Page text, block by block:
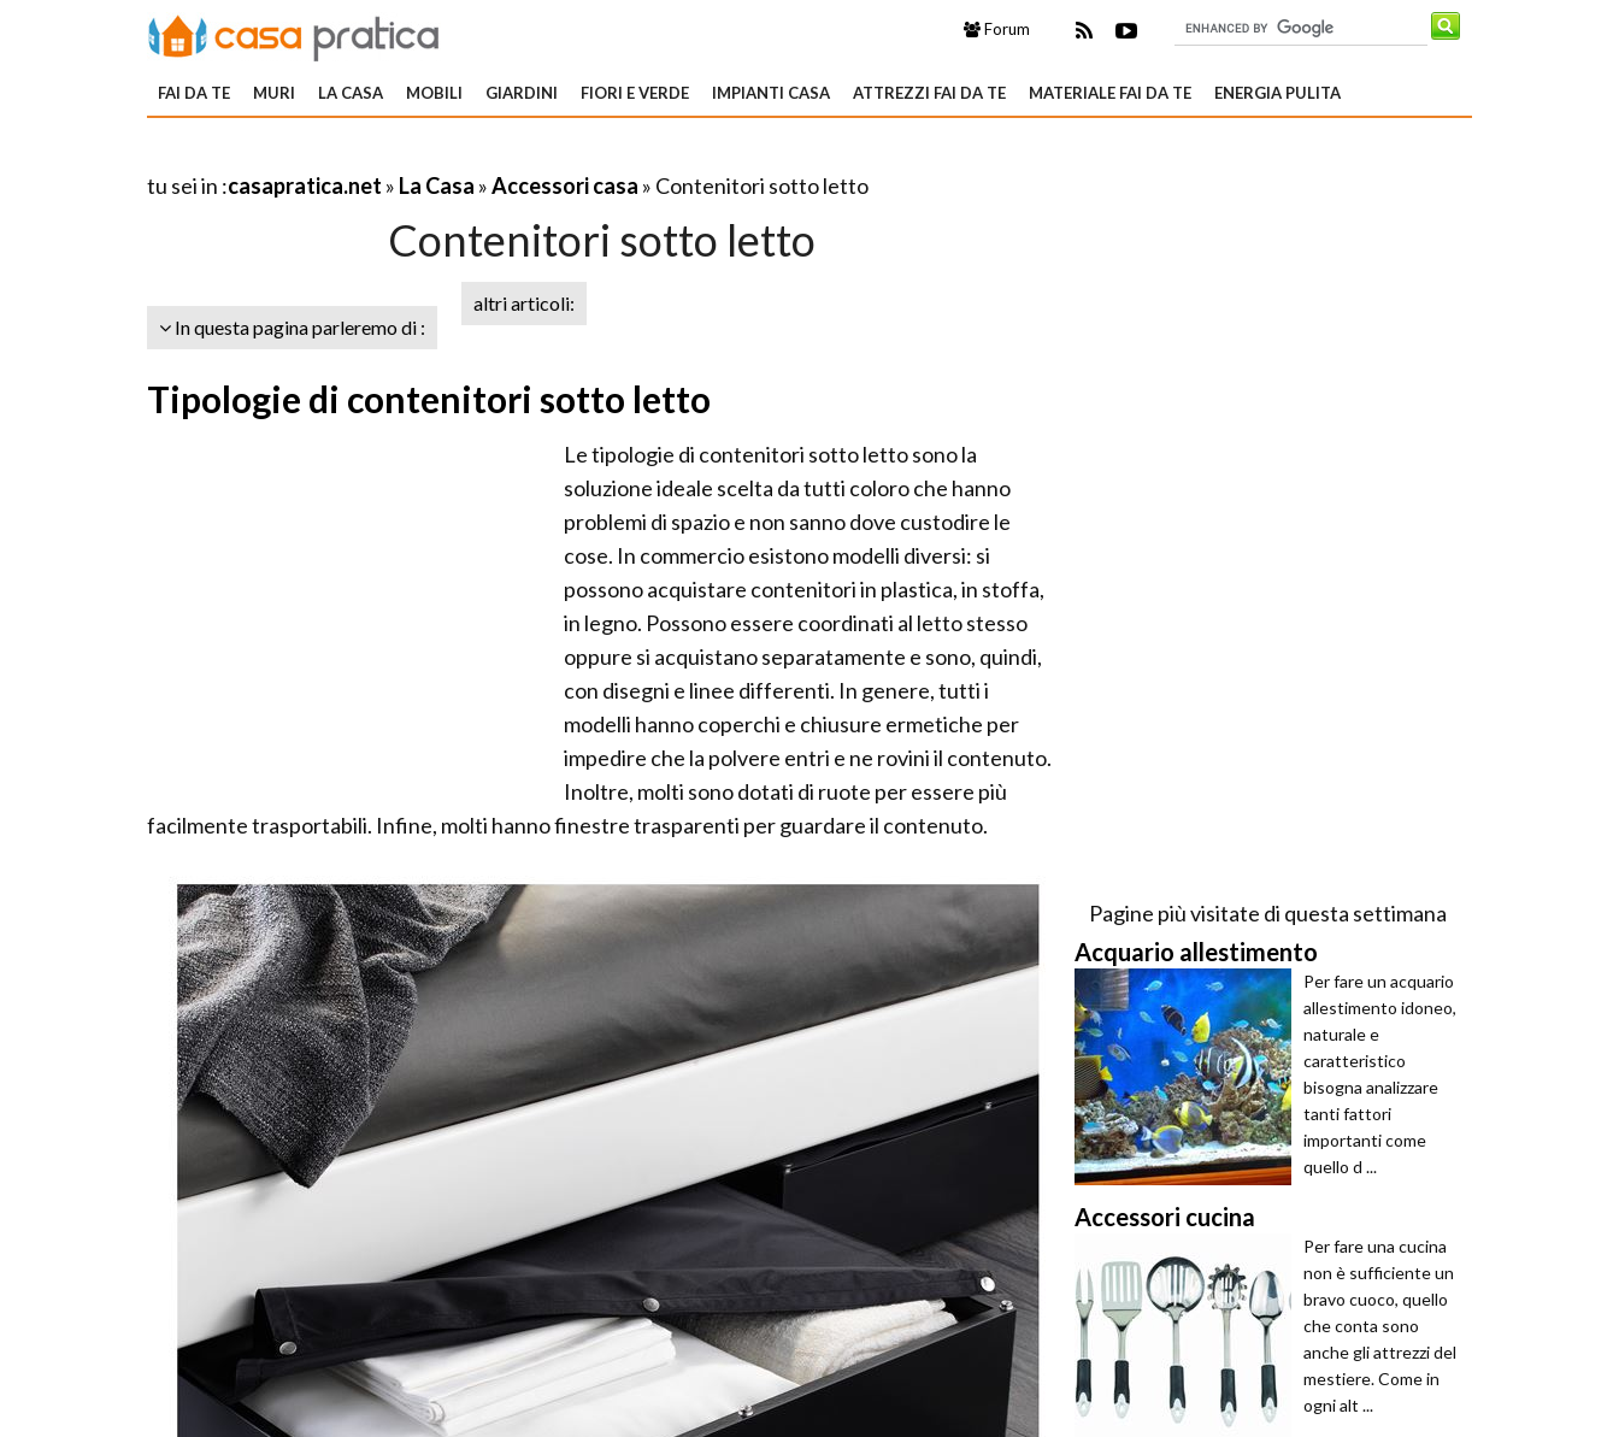
Forum
FAI DA TE MURI LA CASA MOBILI GIARDINI FIORI E VERDE IMPIANTI CASA ATTREZZI FAI DA TE MATERIALE FAI DA TE ENERGIA PULITA
tu sei in :casapratica.net » La Casa »Accessori casa » Contenitori sotto letto
Contenitori sotto letto
In questa pagina parleremo di :
altri articoli:
Tipologie di contenitori sotto letto
Le tipologie di contenitori sotto letto sono la
soluzione ideale scelta da tutti coloro che hanno
problemi di spazio e non sanno dove custodire le
cose. In commercio esistono modelli diversi: si
possono acquistare contenitori in plastica, in stoffa,
in legno. Possono essere coordinati al letto stesso
oppure si acquistano separatamente e sono, quindi,
con disegni e linee differenti. In genere, tutti i
modelli hanno coperchi e chiusure ermetiche per
impedire che la polvere entri e ne rovini il contenuto.
Inoltre, molti sono dotati di ruote per essere più
facilmente trasportabili. Infine, molti hanno finestre trasparenti per guardare il contenuto.
Pagine più visitate di questa settimana
Acquario allestimento
Per fare un acquario
allestimento idoneo,
naturale e
caratteristico
bisogna analizzare
tanti fattori
importanti come
quello d ...
Accessori cucina
Per fare una cucina
non è sufficiente un
bravo cuoco, quello
che conta sono
anche gli attrezzi del
mestiere. Come in
ogni alt ...